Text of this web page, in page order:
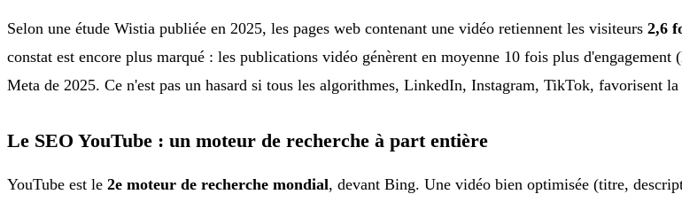
Selon une étude Wistia publiée en 2025, les pages web contenant une vidéo retiennent les visiteurs 2,6
constat est encore plus marqué : les publications vidéo génèrent en moyenne 10 fois plus
Meta de 2025. Ce n'est pas un hasard si tous les algorithmes, LinkedIn, Instagram, TikTok, favorisent
Le SEO YouTube : un moteur de recherche à part entière
YouTube est le 2e moteur de recherche mondial, devant Bing. Une vidéo bien optimisée (titre,